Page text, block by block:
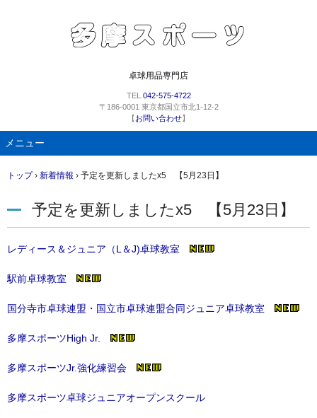
卓球用品専門店
TEL. 042-575-4722
〒186-0001 東京都国立市北1-12-2
【お問い合わせ】
メニュー
ン
ン
ツ
ス
ッ
トップ › 新着情報 › 予定を更新しましたx5 【5月23日】
予定を更新しましたx5 【5月23日】
レディース＆ジュニア（L＆J)卓球教室
駅前卓球教室
国分寺市卓球連盟・国立市卓球連盟合同ジュニア卓球教室
多摩スポーツHigh Jr.
多摩スポーツJr.強化練習会
多摩スポーツ卓球ジュニアオープンスクール